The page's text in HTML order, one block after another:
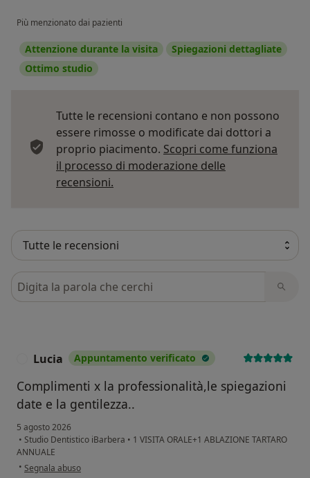
Più menzionato dai pazienti
Attenzione durante la visita
Spiegazioni dettagliate
Ottimo studio
Tutte le recensioni contano e non possono
essere rimosse o modificate dai dottori a
proprio piacimento. Scopri come funziona
il processo di moderazione delle
recensioni.
Cerca nelle recensioni
Lucia Appuntamento verificato
Complimenti x la professionalità,le spiegazioni
date e la gentilezza..
5 agosto 2026
• Studio Dentistico iBarbera • 1 VISITA ORALE+1 ABLAZIONE TARTARO
ANNUALE
• secondo l'opinione dell'utente Lucia
Segnala abuso